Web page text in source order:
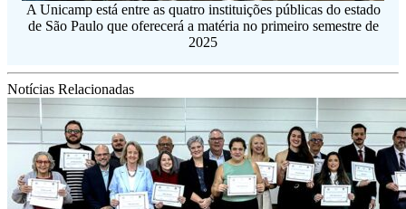
A Unicamp está entre as quatro instituições públicas do estado
de São Paulo que oferecerá a matéria no primeiro semestre de
2025
Notícias Relacionadas